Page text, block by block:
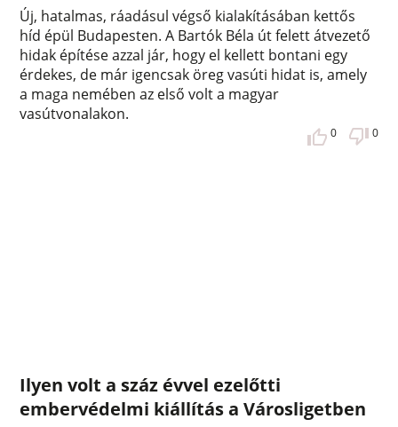
Új, hatalmas, ráadásul végső kialakításában kettős
híd épül Budapesten. A Bartók Béla út felett átvezető
hidak építése azzal jár, hogy el kellett bontani egy
érdekes, de már igencsak öreg vasúti hidat is, amely
a maga nemében az első volt a magyar
vasútvonalakon.
0 0
Ilyen volt a száz évvel ezelőtti
embervédelmi kiállítás a Városligetben